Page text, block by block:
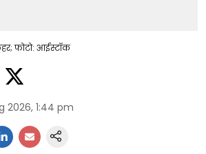
फोटो: आईस्टॉक
2026, 1:44 pm